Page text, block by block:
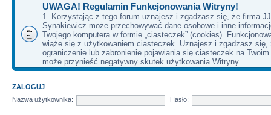
UWAGA! Regulamin Funkcjonowania Witryny!
1. Korzystając z tego forum uznajesz i zgadzasz się, że firma
Synakiewicz może przechowywać dane osobowe i inne
Twojego komputera w formie „ciasteczek” (cookies).
wiąże się z użytkowaniem ciasteczek. Uznajesz i zgadzasz się,
ograniczenie lub zabronienie pojawiania się ciasteczek na
może przynieść negatywny skutek użytkowania Witryny.
ZALOGUJ
Nazwa użytkownika:
Hasło: